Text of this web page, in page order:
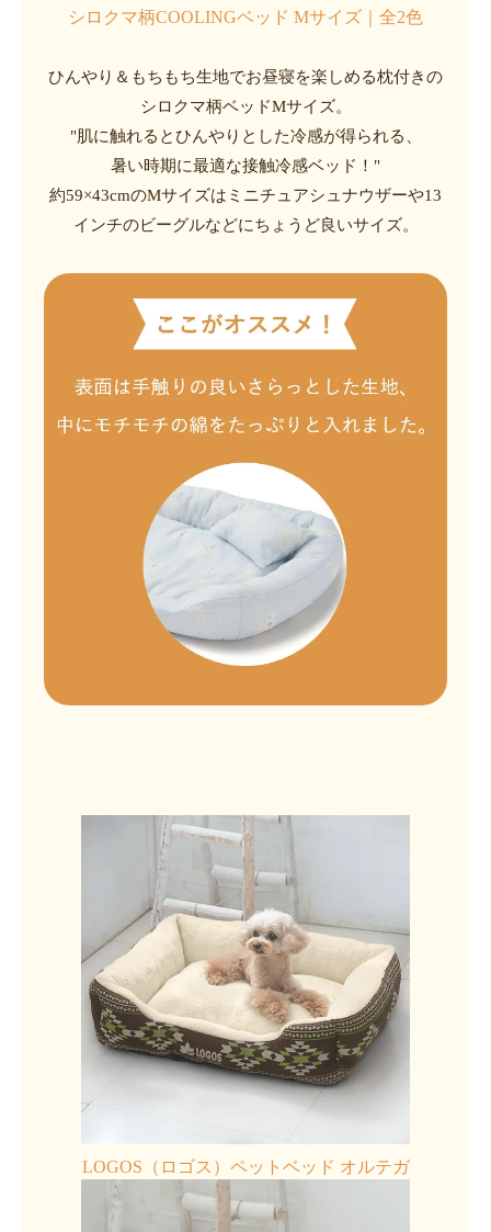
シロクマ柄COOLINGベッド Mサイズ｜全2色
ひんやり＆もちもち生地でお昼寝を楽しめる枕付きの
シロクマ柄ベッドMサイズ。
"肌に触れるとひんやりとした冷感が得られる、
暑い時期に最適な接触冷感ベッド！"
約59×43cmのMサイズはミニチュアシュナウザーや13
インチのビーグルなどにちょうど良いサイズ。
LOGOS（ロゴス）ペットベッド オルテガ